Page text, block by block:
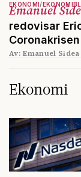
Emanuel
redovisar
Coronakrisen
EKONOMI
Av: Emanuel Sidea
Ekonomi